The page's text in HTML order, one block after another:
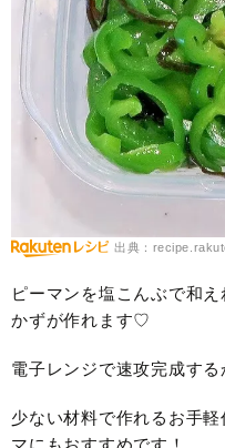
出典：
ピーマンを塩こんぶで和
かずが作れます♡
電子レンジで速攻完成す
少ない材料で作れるお手
マにもおすすめです！